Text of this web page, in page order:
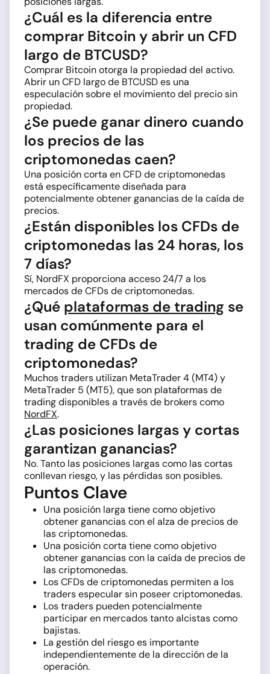
¿Cuál es la diferencia entre
comprar Bitcoin y abrir un CFD
largo de BTCUSD?
Comprar Bitcoin otorga la propiedad del activo.
Abrir un CFD largo de BTCUSD es una
especulación sobre el movimiento del precio sin
propiedad.
¿Se puede ganar dinero cuando
los precios de las
criptomonedas caen?
Una posición corta en CFD de criptomonedas
está específicamente diseñada para
potencialmente obtener ganancias de la caída de
precios.
¿Están disponibles los CFDs de
criptomonedas las 24 horas, los
7 días?
Sí, NordFX proporciona acceso 24/7 a los
mercados de CFDs de criptomonedas.
¿Qué plataformas de trading se
usan comúnmente para el
trading de CFDs de
criptomonedas?
Muchos traders utilizan MetaTrader 4 (MT4) y
MetaTrader 5 (MT5), que son plataformas de
trading disponibles a través de brokers como
NordFX.
¿Las posiciones largas y cortas
garantizan ganancias?
No. Tanto las posiciones largas como las cortas
conllevan riesgo, y las pérdidas son posibles.
Puntos Clave
Una posición larga tiene como objetivo
obtener ganancias con el alza de precios de
las criptomonedas.
Una posición corta tiene como objetivo
obtener ganancias con la caída de precios de
las criptomonedas.
Los CFDs de criptomonedas permiten a los
traders especular sin poseer criptomonedas.
Los traders pueden potencialmente
participar en mercados tanto alcistas como
bajistas.
La gestión del riesgo es importante
independientemente de la dirección de la
operación.